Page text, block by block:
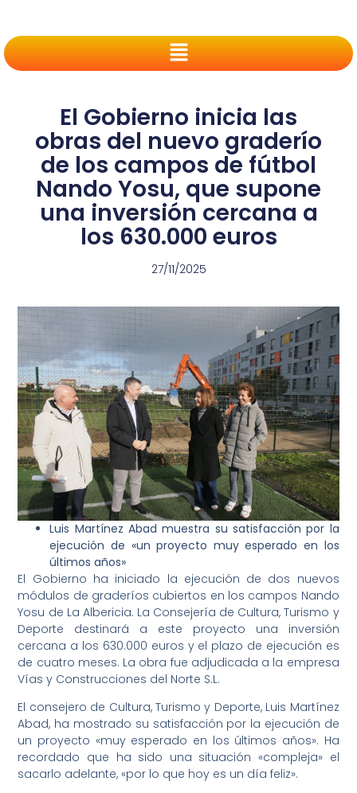
El Gobierno inicia las
obras del nuevo graderío
de los campos de fútbol
Nando Yosu, que supone
una inversión cercana a
los 630.000 euros
27/11/2025
Luis Martínez Abad muestra su satisfacción por la
ejecución de «un proyecto muy esperado en los
últimos años»
El Gobierno ha iniciado la ejecución de dos nuevos
módulos de graderíos cubiertos en los campos Nando
Yosu de La Albericia. La Consejería de Cultura, Turismo y
Deporte destinará a este proyecto una inversión
cercana a los 630.000 euros y el plazo de ejecución es
de cuatro meses. La obra fue adjudicada a la empresa
Vías y Construcciones del Norte S.L.
El consejero de Cultura, Turismo y Deporte, Luis Martínez
Abad, ha mostrado su satisfacción por la ejecución de
un proyecto «muy esperado en los últimos años». Ha
recordado que ha sido una situación «compleja» el
sacarlo adelante, «por lo que hoy es un día feliz».